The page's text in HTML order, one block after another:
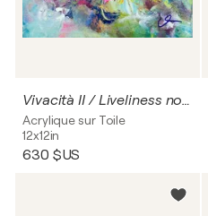
Vivacità II / Liveliness no. 2
Acrylique sur Toile
12x12in
630 $US